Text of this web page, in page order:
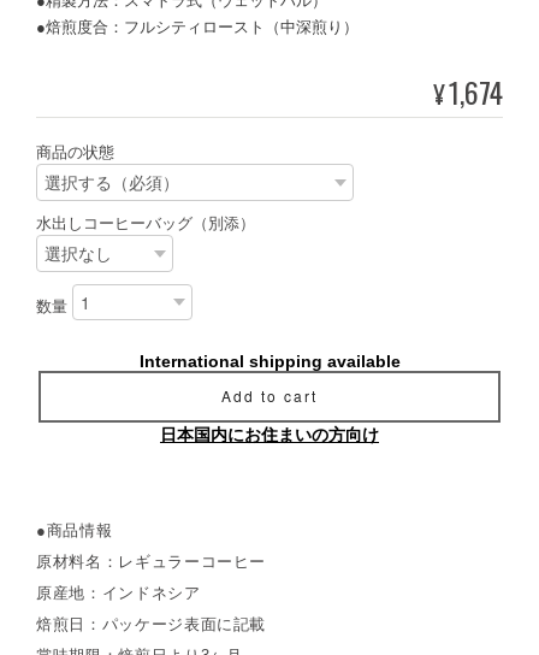
●焙煎度合：フルシティロースト（中深煎り）
¥1,674
商品の状態
水出しコーヒーバッグ（別添）
数量
International shipping available
Add to cart
日本国内にお住まいの方向け
●商品情報
原材料名：レギュラーコーヒー
原産地：インドネシア
焙煎日：パッケージ表面に記載